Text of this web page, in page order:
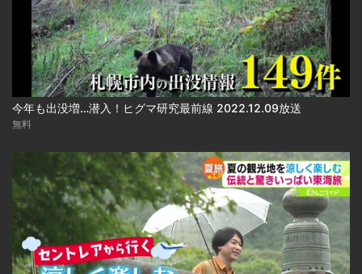
今年も出没増…潜入！ヒグマ研究最前線 2022.12.09放送
無料